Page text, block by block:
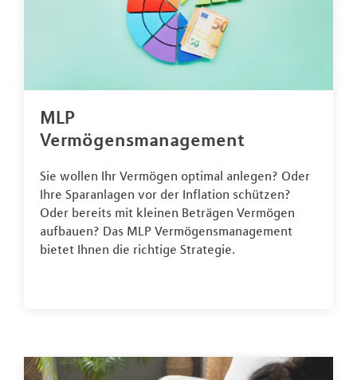
MLP
Vermögensmanagement
Sie wollen Ihr Vermögen optimal anlegen? Oder
Ihre Sparanlagen vor der Inflation schützen?
Oder bereits mit kleinen Beträgen Vermögen
aufbauen? Das MLP Vermögensmanagement
bietet Ihnen die richtige Strategie.